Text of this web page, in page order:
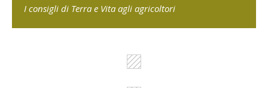
I consigli di Terra e Vita agli agricoltori